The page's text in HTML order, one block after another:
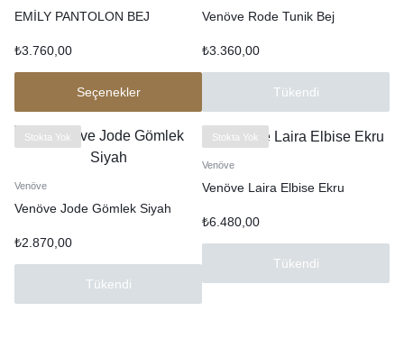
EMİLY PANTOLON BEJ
₺3.760,00
Seçenekler
Venöve Rode Tunik Bej
₺3.360,00
Tükendi
Stokta Yok
Venöve
Venöve Jode Gömlek Siyah
₺2.870,00
Tükendi
Stokta Yok
Venöve
Venöve Laira Elbise Ekru
₺6.480,00
Tükendi